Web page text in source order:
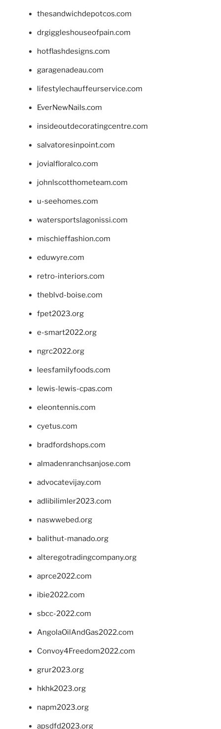
thesandwichdepotcos.com
drgiggleshouseofpain.com
hotflashdesigns.com
garagenadeau.com
lifestylechauffeurservice.com
EverNewNails.com
insideoutdecoratingcentre.com
salvatoresinpoint.com
jovialfloralco.com
johnlscotthometeam.com
u-seehomes.com
watersportslagonissi.com
mischieffashion.com
eduwyre.com
retro-interiors.com
theblvd-boise.com
fpet2023.org
e-smart2022.org
ngrc2022.org
leesfamilyfoods.com
lewis-lewis-cpas.com
eleontennis.com
cyetus.com
bradfordshops.com
almadenranchsanjose.com
advocatevijay.com
adlibilimler2023.com
naswwebed.org
balithut-manado.org
alteregotradingcompany.org
aprce2022.com
ibie2022.com
sbcc-2022.com
AngolaOilAndGas2022.com
Convoy4Freedom2022.com
grur2023.org
hkhk2023.org
napm2023.org
apsdfd2023.org